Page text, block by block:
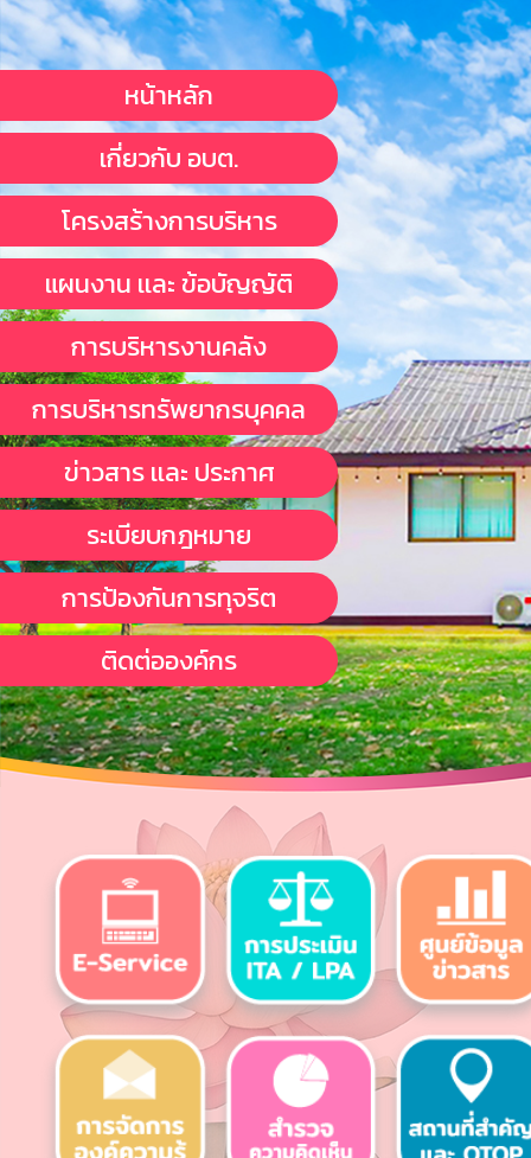
หน้าหลัก
เกี่ยวกับ อบต.
โครงสร้างการบริหาร
แผนงาน เเละ ข้อบัญญัติ
การบริหารงานคลัง
การบริหารทรัพยากรบุคคล
ข่าวสาร เเละ ประกาศ
ระเบียบกฎหมาย
การป้องกันการทุจริต
ติดต่อองค์กร